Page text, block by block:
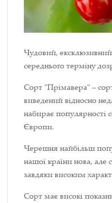
Чудовий,
середнього терміну
Сорт "Прімавера" – сорт
виведений відносно
набирає популярності
Європи.
Черешня найбільш
нашої країни нова, але
завдяки високим
Сорт має високі